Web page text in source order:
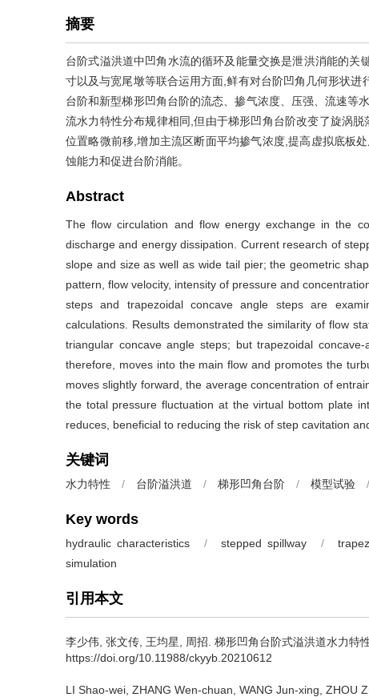
摘要
台阶式溢洪道中凹角水流的循环及能量交换是泄洪消能的
寸以及与宽尾墩等联合运用方面,鲜有对台阶凹角几何形状
台阶和新型梯形凹角台阶的流态、掺气浓度、压强、流速等
流水力特性分布规律相同,但由于梯形凹角台阶改变了旋涡
位置略微前移,增加主流区断面平均掺气浓度,提高虚拟底板
蚀能力和促进台阶消能。
Abstract
The flow circulation and flow energy exchange in the
discharge and energy dissipation. Current research of
slope and size as well as wide tail pier; the geometric
pattern, flow velocity, intensity of pressure and
steps and trapezoidal concave angle steps are
calculations. Results demonstrated the similarity of flow
triangular concave angle steps; but trapezoidal
therefore, moves into the main flow and promotes the
moves slightly forward, the average concentration of
the total pressure fluctuation at the virtual bottom plate
reduces, beneficial to reducing the risk of step cavitation
关键词
水力特性 / 台阶溢洪道 / 梯形凹角台阶 / 模型试验 /
Key words
hydraulic characteristics / stepped spillway /
simulation
引用本文
李少伟, 张文传, 王均星, 周招. 梯形凹角台阶式溢洪道水力特
https://doi.org/10.11988/ckyyb.20210612
LI Shao-wei, ZHANG Wen-chuan, WANG Jun-xing, ZHOU